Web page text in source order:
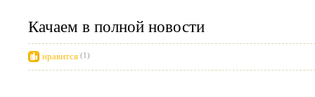
Качаем в полной новости
нравится (1)